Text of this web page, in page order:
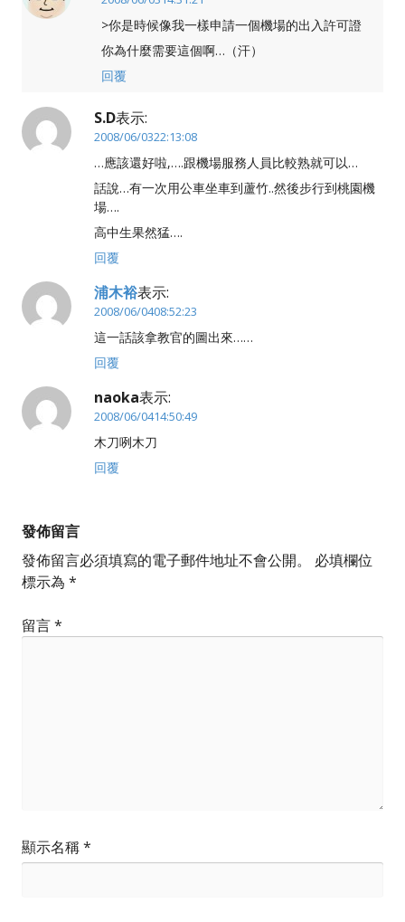
>你是時候像我一樣申請一個機場的出入許可證
你為什麼需要這個啊…（汗）
回覆
S.D表示:
2008/06/0322:13:08
…應該還好啦,….跟機場服務人員比較熟就可以…
話說…有一次用公車坐車到蘆竹..然後步行到桃園機
場….
高中生果然猛….
回覆
浦木裕表示:
2008/06/0408:52:23
這一話該拿教官的圖出來……
回覆
naoka表示:
2008/06/0414:50:49
木刀咧木刀
回覆
發佈留言
發佈留言必須填寫的電子郵件地址不會公開。
必填欄位
標示為 *
留言*
顯示名稱*